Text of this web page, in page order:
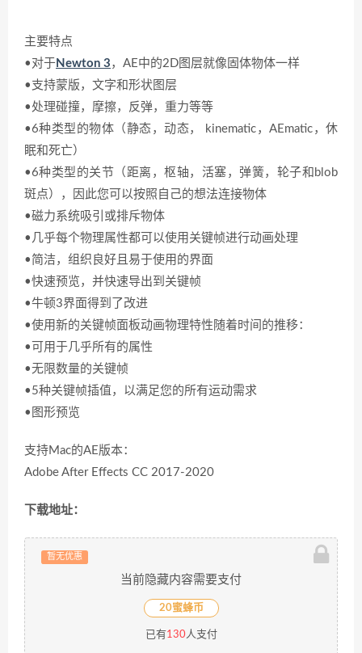
主要特点
•对于 Newton 3 ，AE中的2D图层就像固体物体一样
•支持蒙版，文字和形状图层
•处理碰撞，摩擦，反弹，重力等等
•6种类型的物体（静态，动态， kinematic，AEmatic，休
眠和死亡）
•6种类型的关节（距离，枢轴，活塞，弹簧，轮子和blob
斑点），因此您可以按照自己的想法连接物体
•磁力系统吸引或排斥物体
•几乎每个物理属性都可以使用关键帧进行动画处理
•简洁，组织良好且易于使用的界面
•快速预览，并快速导出到关键帧
•牛顿3界面得到了改进
•使用新的关键帧面板动画物理特性随着时间的推移：
•可用于几乎所有的属性
•无限数量的关键帧
•5种关键帧插值，以满足您的所有运动需求
•图形预览
支持Mac的AE版本：
Adobe After Effects CC 2017-2020
下载地址：
暂无优惠
当前隐藏内容需要支付
20蜜蜂币
已有 130人支付